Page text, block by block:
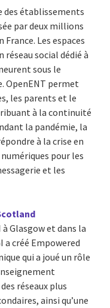
des établissements
par deux millions
France. Les espaces
social dédié à
sous le
OpenENT permet
les parents et le
à la continuité
la pandémie, la
à la crise en
pour les
et les
Glasgow et dans la
a créé Empowered
qui a joué un rôle
réseaux plus
ainsi qu’une